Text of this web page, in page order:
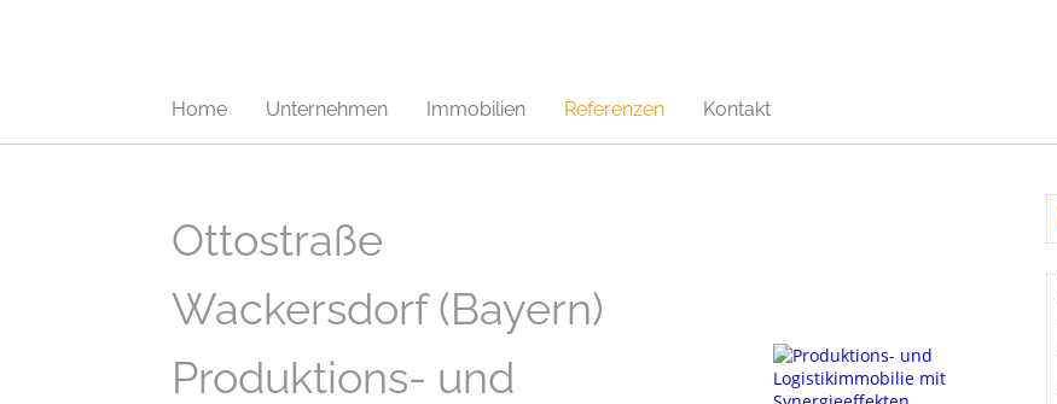
Home Unternehmen Immobilien Referenzen Kontakt
Ottostraße
Wackersdorf (Bayern)
Produktions- und